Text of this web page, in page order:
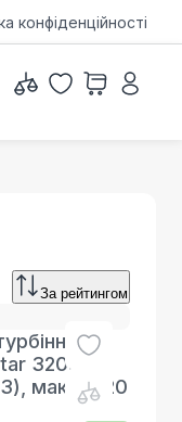
конфіденційності
За рейтингом
320K
макс. 320